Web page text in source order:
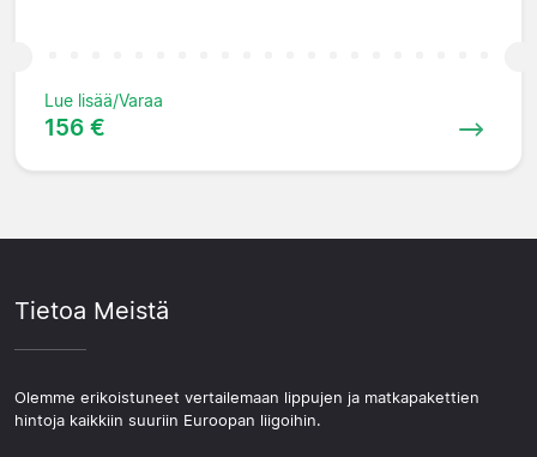
Lue lisää/Varaa
156 €
Tietoa Meistä
Olemme erikoistuneet vertailemaan lippujen ja matkapakettien
hintoja kaikkiin suuriin Euroopan liigoihin.